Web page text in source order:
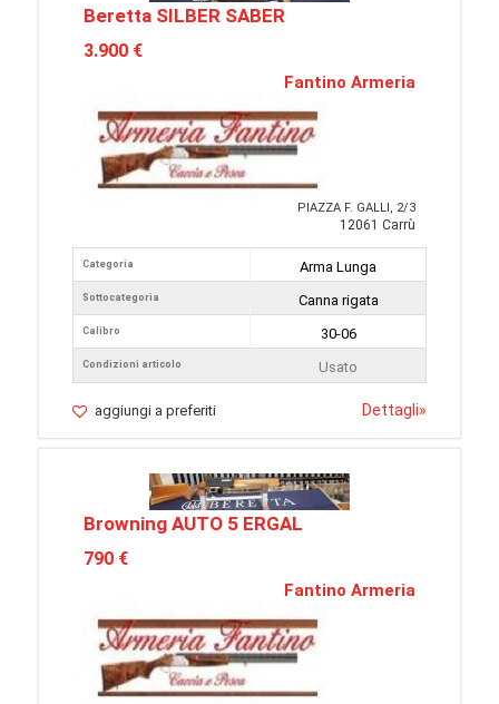
Beretta SILBER SABER
3.900 €
Fantino Armeria
PIAZZA F. GALLI, 2/3
12061 Carrù
Categoria
Sottocategoria
Calibro
Condizioni articolo
Arma Lunga
Canna rigata
30-06
Usato
aggiungi a preferiti Dettagli»
Browning AUTO 5 ERGAL
790 €
Fantino Armeria